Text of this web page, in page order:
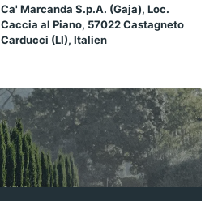
Ca' Marcanda S.p.A. (Gaja), Loc.
Caccia al Piano, 57022 Castagneto
Carducci (LI), Italien